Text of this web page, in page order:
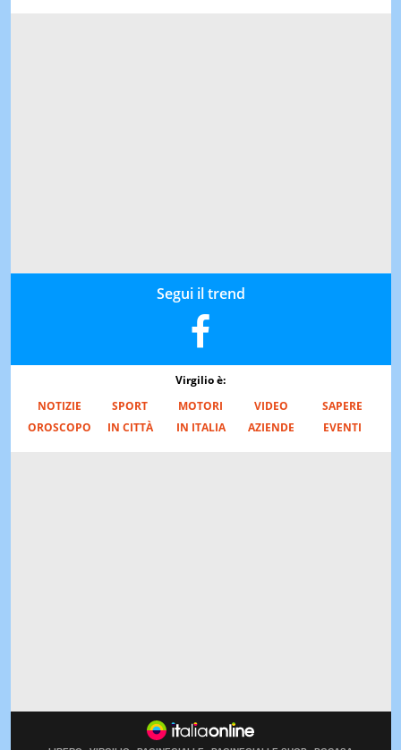
Segui il trend
Virgilio è:
NOTIZIE
SPORT MOTORI VIDEO
SAPERE
OROSCOPO
IN CITTÀ IN ITALIA AZIENDE EVENTI